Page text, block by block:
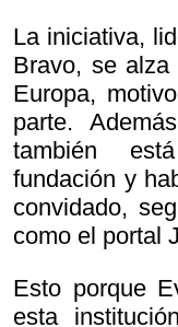
La iniciativa,
Bravo, se
Europa,
parte.
también
fundación y
convidado,
como el portal
Esto porque
esta